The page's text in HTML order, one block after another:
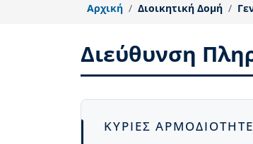
Αρχική Διοικητική Δομή
Διεύθυνση
Body
ΚΥΡΙΕΣ